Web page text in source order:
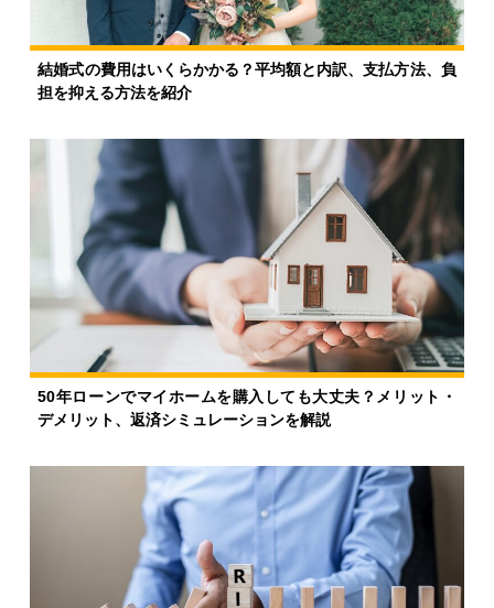
結婚式の費用はいくらかかる？平均額と内訳、支払方法、負
担を抑える方法を紹介
50年ローンでマイホームを購入しても大丈夫？メリット・
デメリット、返済シミュレーションを解説